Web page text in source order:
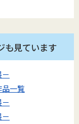
も見ています
一覧